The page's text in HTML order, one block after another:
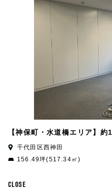
【神保町・水道橋エリア】
千代田区西神田
156.49坪(517.34㎡)
CLOSE